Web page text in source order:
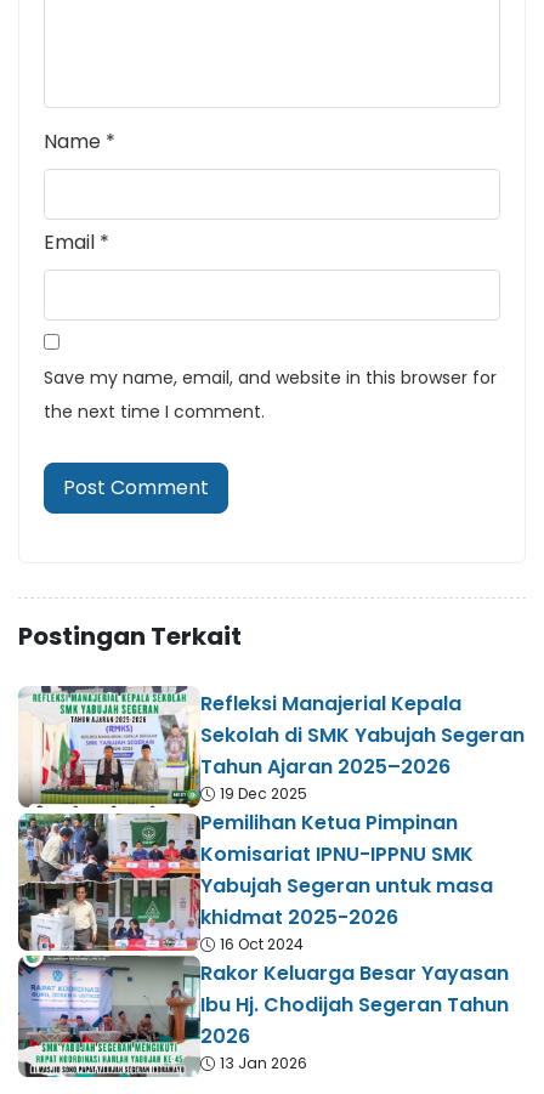
Name *
Email *
Save my name, email, and website in this browser for
the next time I comment.
Postingan Terkait
Refleksi Manajerial Kepala
Sekolah di SMK Yabujah Segeran
Tahun Ajaran 2025–2026
19 Dec 2025
Pemilihan Ketua Pimpinan
Komisariat IPNU-IPPNU SMK
Yabujah Segeran untuk masa
khidmat 2025-2026
16 Oct 2024
Rakor Keluarga Besar Yayasan
Ibu Hj. Chodijah Segeran Tahun
2026
13 Jan 2026